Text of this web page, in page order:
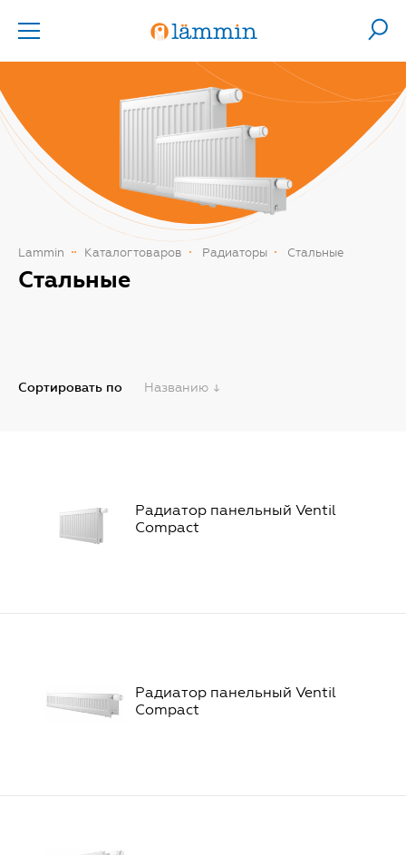
Lammin Каталог товаров Радиаторы Стальные
Стальные
Сортировать по Названию
Радиатор панельный Ventil
Compact
Радиатор панельный Ventil
Compact